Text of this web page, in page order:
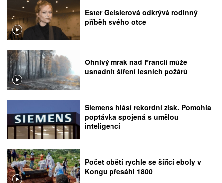
Ester Geislerová odkrývá rodinný
příběh svého otce
Ohnivý mrak nad Francií může
usnadnit šíření lesních požárů
Siemens hlásí rekordní zisk. Pomohla
poptávka spojená s umělou
inteligencí
Počet obětí rychle se šířící eboly v
Kongu přesáhl 1800